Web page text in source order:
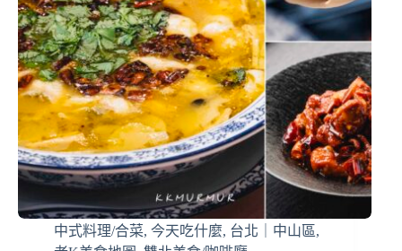
中式料理/合菜, 今天吃什麼, 台北｜中山區,